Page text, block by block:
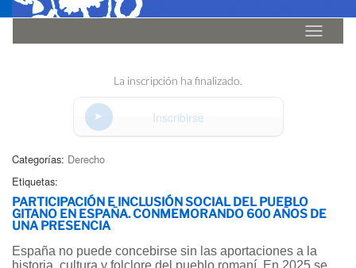
Idioma
La inscripción ha finalizado.
Inscribirse
Categorías: Derecho
Etiquetas:
PARTICIPACIÓN E INCLUSIÓN SOCIAL DEL PUEBLO
GITANO EN ESPAÑA. CONMEMORANDO 600 AÑOS DE
UNA PRESENCIA
España no puede concebirse sin las aportaciones a la
historia, cultura y folclore del pueblo romaní. En 2025 se